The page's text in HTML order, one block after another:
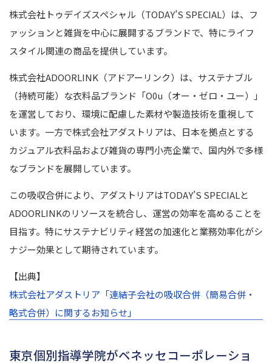
株式会社トゥデイズスペシャル（TODAY’S SPECIAL）は、フ
ァッションと雑貨を中心に展開するブランドで、特にライフ
スタイル関連の商品を提供しています。
株式会社ADOORLINK（アドアーリンク）は、サステナブル
（持続可能）な衣料品ブランド「O0u（オー・ゼロ・ユー）」
を運営しており、環境に配慮した素材や製造技術を重視して
います。 一方で株式会社アダストリアは、日本を拠点とする
カジュアル衣料品および雑貨の専門小売企業で、国内外で多様
なブランドを展開しています。
この吸収合併により、アダストリアはTODAY’S SPECIALと
ADOORLINKのリソースを統合し、運営の効率を高めることを
目指す。 特にサステナビリティ経営の加速化と業務効率化がシ
ナジー効果として期待されています。
【出典】
株式会社アダストリア「連結子会社の吸収合併（簡易合併・
略式合併）に関するお知らせ」
東京個別指導学院がベネッセコーポレーショ